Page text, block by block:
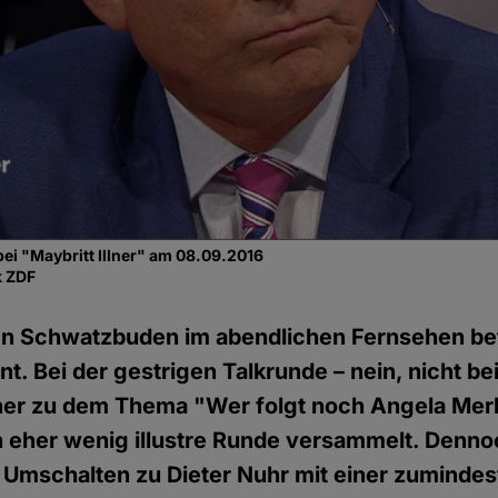
"Maybritt Illner" am 08.09.2016
Schwatzbuden im abendlichen Fernsehen
Bei der gestrigen Talkrunde – nein, nicht
zu dem Thema "Wer folgt noch Angela
eher wenig illustre Runde versammelt.
zu Dieter Nuhr mit einer